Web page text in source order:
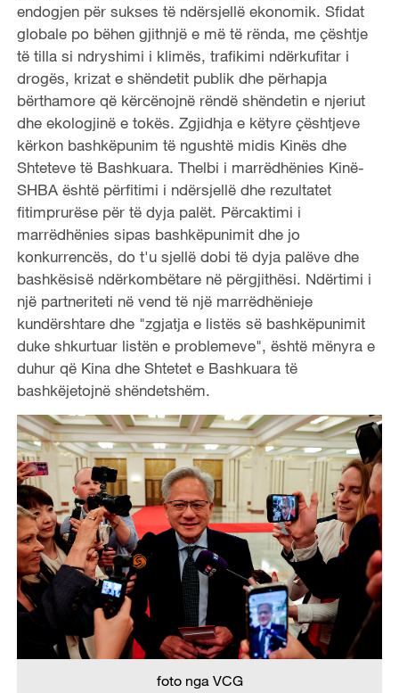
endogjen për sukses të ndërsjellë ekonomik. Sfidat
globale po bëhen gjithnjë e më të rënda, me çështje
të tilla si ndryshimi i klimës, trafikimi ndërkufitar i
drogës, krizat e shëndetit publik dhe përhapja
bërthamore që kërcënojnë rëndë shëndetin e njeriut
dhe ekologjinë e tokës. Zgjidhja e këtyre çështjeve
kërkon bashkëpunim të ngushtë midis Kinës dhe
Shteteve të Bashkuara. Thelbi i marrëdhënies Kinë-
SHBA është përfitimi i ndërsjellë dhe rezultatet
fitimprurëse për të dyja palët. Përcaktimi i
marrëdhënies sipas bashkëpunimit dhe jo
konkurrencës, do t'u sjellë dobi të dyja palëve dhe
bashkësisë ndërkombëtare në përgjithësi. Ndërtimi i
një partneriteti në vend të një marrëdhënieje
kundërshtare dhe "zgjatja e listës së bashkëpunimit
duke shkurtuar listën e problemeve", është mënyra e
duhur që Kina dhe Shtetet e Bashkuara të
bashkëjetojnë shëndetshëm.
foto nga VCG